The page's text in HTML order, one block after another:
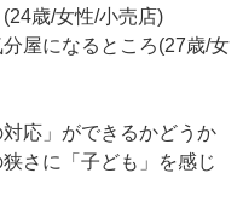
歳/女性/小売店)
屋になるところ(27歳/女
応」ができるかどうか
さに「子ども」を感じ